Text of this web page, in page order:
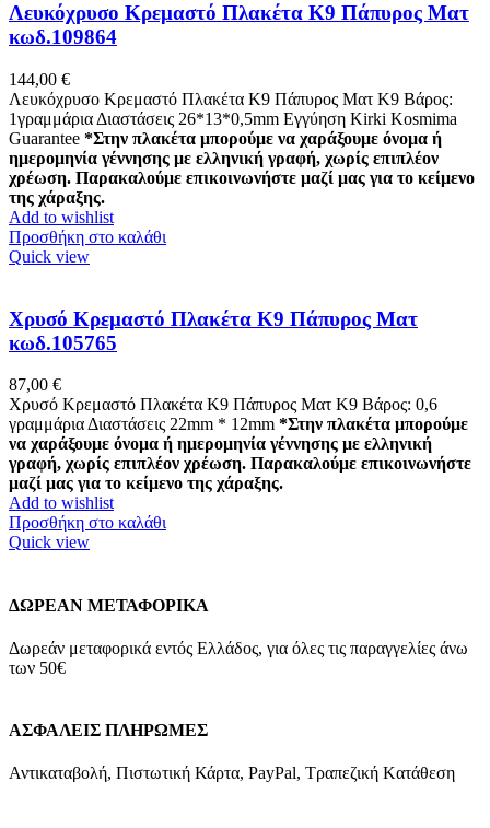
Λευκόχρυσο Κρεμαστό Πλακέτα K9 Πάπυρος Ματ
κωδ.109864
144,00 €
Λευκόχρυσο Κρεμαστό Πλακέτα K9 Πάπυρος Ματ Κ9 Βάρος:
1γραμμάρια Διαστάσεις 26*13*0,5mm Εγγύηση Kirki Kosmima
Guarantee *Στην πλακέτα μπορούμε να χαράξουμε όνομα ή
ημερομηνία γέννησης με ελληνική γραφή, χωρίς επιπλέον
χρέωση. Παρακαλούμε επικοινωνήστε μαζί μας για το κείμενο
της χάραξης.
Add to wishlist
Προσθήκη στο καλάθι
Quick view
Χρυσό Κρεμαστό Πλακέτα K9 Πάπυρος Ματ
κωδ.105765
87,00 €
Χρυσό Κρεμαστό Πλακέτα K9 Πάπυρος Ματ Κ9 Βάρος: 0,6
γραμμάρια Διαστάσεις 22mm * 12mm *Στην πλακέτα μπορούμε
να χαράξουμε όνομα ή ημερομηνία γέννησης με ελληνική
γραφή, χωρίς επιπλέον χρέωση. Παρακαλούμε επικοινωνήστε
μαζί μας για το κείμενο της χάραξης.
Add to wishlist
Προσθήκη στο καλάθι
Quick view
ΔΩΡΕΑΝ ΜΕΤΑΦΟΡΙΚΑ
Δωρεάν μεταφορικά εντός Ελλάδος, για όλες τις παραγγελίες άνω
των 50€
ΑΣΦΑΛΕΙΣ ΠΛΗΡΩΜΕΣ
Αντικαταβολή, Πιστωτική Κάρτα, PayPal, Τραπεζική Kατάθεση